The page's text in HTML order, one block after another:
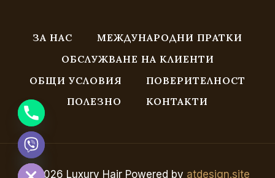
ЗА НАС
МЕЖДУНАРОДНИ ПРАТКИ
ОБСЛУЖВАНЕ НА КЛИЕНТИ
ОБЩИ УСЛОВИЯ
ПОВЕРИТЕЛНОСТ
ПОЛЕЗНО
КОНТАКТИ
© 2026 Luxury Hair Powered by atdesign.site
HIDE